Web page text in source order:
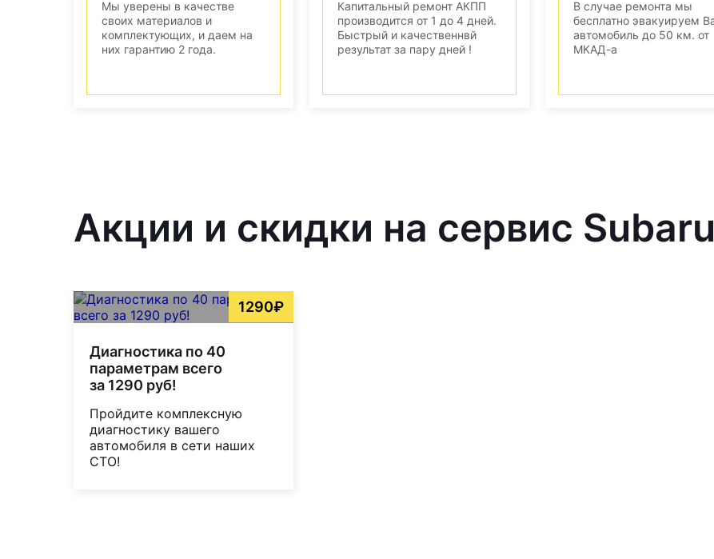
Мы уверены в качестве
своих материалов и
комплектующих, и даем на
них гарантию 2 года.
Капитальный ремонт АКПП
производится от 1 до 4 дней.
Быстрый и качественнвй
результат за пару дней !
В случае ремонта мы
бесплатно эвакуируем
автомобиль до 50 км. от
МКАД-а
Акции и скидки на сервис
1290₽
Диагностика по 40
параметрам всего
за 1290 руб!
Пройдите комплексную
диагностику вашего
автомобиля в сети наших
СТО!